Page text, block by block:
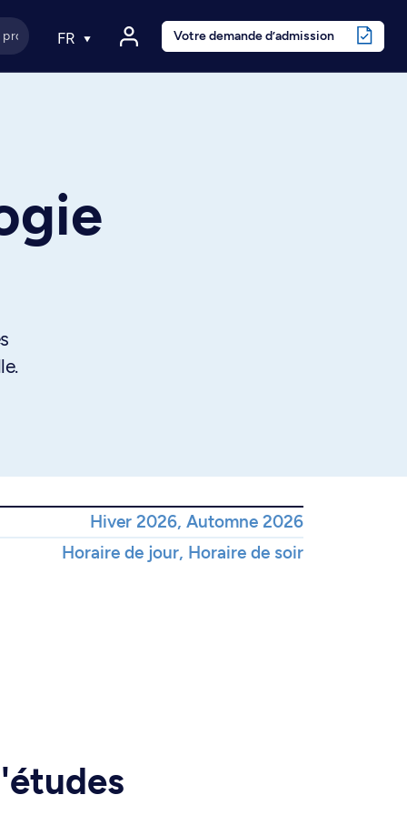
FR Votre demande d’admission
Hiver 2026, Automne 2026
Horaire de jour, Horaire de soir